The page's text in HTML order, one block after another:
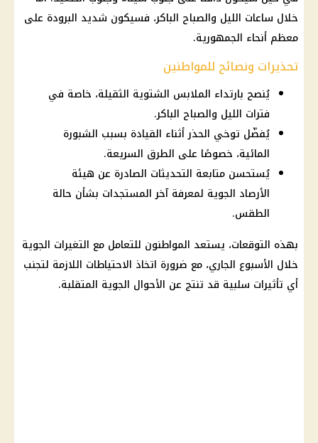
خلال ساعات الليل والصباح الباكر، فسيكون شديد البرودة على
معظم أنحاء الجمهورية.
تحذيرات ونصائح للمواطنين
يُنصح بارتداء الملابس الشتوية الثقيلة، خاصة في
فترات الليل والصباح الباكر.
يُفضّل توخي الحذر أثناء القيادة بسبب الشبورة
المائية، خصوصًا على الطرق السريعة.
يُستحسن متابعة التحديثات الصادرة عن هيئة
الأرصاد الجوية لمعرفة آخر المستجدات بشأن حالة
الطقس.
بهذه التوقعات، يستعد المواطنون للتعامل مع التغيرات الجوية
خلال الأسبوع الجاري، مع ضرورة اتخاذ الاحتياطات اللازمة لتجنب
أي تأثيرات سلبية قد تنتج عن الأحوال الجوية المتقلبة.